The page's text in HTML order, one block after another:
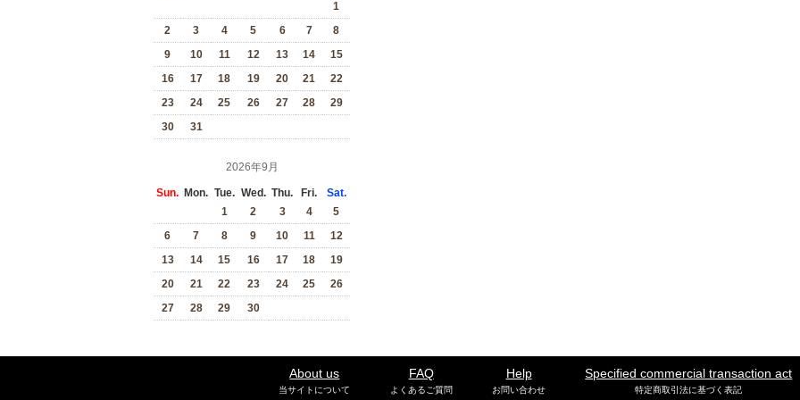
1
2
3 4 5 6 7
8
9
10 11 12 13 14
15
16
17 18 19 20 21
22
23
24 25 26 27 28
29
30
31
2026年9月
Sun. Mon. Tue. Wed. Thu. Fri.
Sat.
1
2 3 4
5
6
7 8 9 10 11
12
13
14 15 16 17 18
19
20
21 22 23 24 25
26
27
28 29 30
About us
当サイトについて
FAQ
よくあるご質問
Help
お問い合わせ
Specified commercial transaction act
特定商取引法に基づく表記